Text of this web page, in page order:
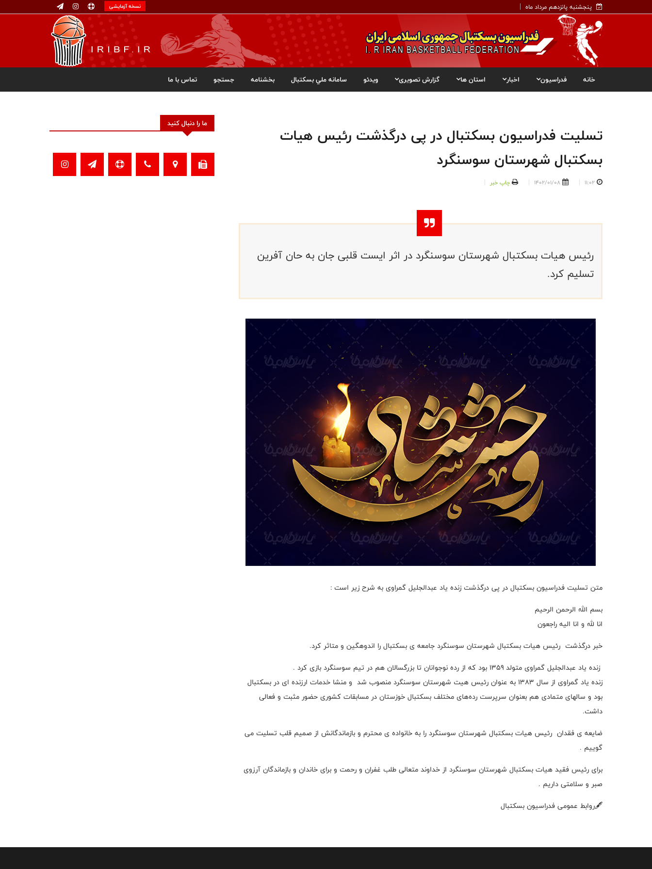
پنجشنبه پانزدهم مرداد ماه نسخه آزمایشی
خانه فدراسیون اخبار استان ها گزارش تصویری ویدئو سامانه ملي بسکتبال بخشنامه جستجو تماس با ما
تسلیت فدراسیون بسکتبال در پی درگذشت رئیس هیات
بسکتبال شهرستان سوسنگرد
11:02
1402/01/08 چاپ خبر
رئیس هیات بسکتبال شهرستان سوسنگرد در اثر ایست قلبی جان به حان آفرین
تسلیم کرد.
متن تسلیت فدراسیون بسکتبال در پی درگذشت زنده یاد عبدالجلیل گمراوی به شرح زیر است :
بسم الله الرحمن الرحیم
انا لله و انا الیه راجعون
خبر درگذشت رئیس هیات بسکتبال شهرستان سوسنگرد جامعه ی بسکتبال را اندوهگین و متاثر کرد.
زنده یاد عبدالجلیل گمراوی متولد ۱۳۵۹ بود که از رده نوجوانان تا بزرگسالان هم در تیم سوسنگرد بازی کرد .
زنده یاد گمراوی از سال ۱۳۸۳ به عنوان رئیس هیت شهرستان سوسنگرد منصوب شد و منشا خدمات ارزنده ای در بسکتبال
بود و سالهای متمادی هم بعنوان سرپرست رده‌های مختلف بسکتبال خوزستان در مسابقات کشوری حضور مثبت و فعالی
داشت.
ضایعه ی فقدان رئیس هیات بسکتبال شهرستان سوسنگرد را به خانواده ی محترم و بازماندگانش از صمیم قلب تسلیت می
گوییم .
برای رئیس فقید هیات بسکتبال شهرستان سوسنگرد از خداوند متعالی طلب غفران و رحمت و برای خاندان و بازماندگان آرزوی
صبر و سلامتی داریم .
🖋روابط عمومی فدراسیون بسکتبال
ما را دنبال کنید